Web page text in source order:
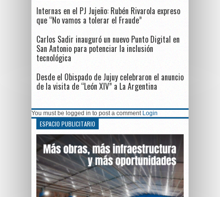
Internas en el PJ Jujeño: Rubén Rivarola expreso
que “No vamos a tolerar el Fraude”
Carlos Sadir inauguró un nuevo Punto Digital en
San Antonio para potenciar la inclusión
tecnológica
Desde el Obispado de Jujuy celebraron el anuncio
de la visita de “León XIV” a La Argentina
You must be logged in to post a comment Login
ESPACIO PUBLICITARIO